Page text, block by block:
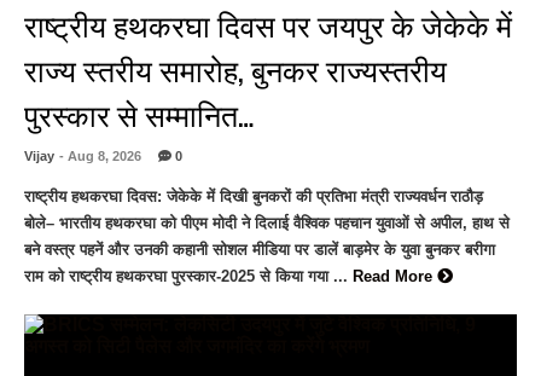
राष्ट्रीय हथकरघा दिवस पर जयपुर के जेकेके में
राज्य स्तरीय समारोह, बुनकर राज्यस्तरीय
पुरस्कार से सम्मानित…
Vijay - Aug 8, 2026 0
राष्ट्रीय हथकरघा दिवस: जेकेके में दिखी बुनकरों की प्रतिभा मंत्री राज्यवर्धन राठौड़
बोले– भारतीय हथकरघा को पीएम मोदी ने दिलाई वैश्विक पहचान युवाओं से अपील, हाथ से
बने वस्त्र पहनें और उनकी कहानी सोशल मीडिया पर डालें बाड़मेर के युवा बुनकर बरीगा
राम को राष्ट्रीय हथकरघा पुरस्कार-2025 से किया गया ... Read More